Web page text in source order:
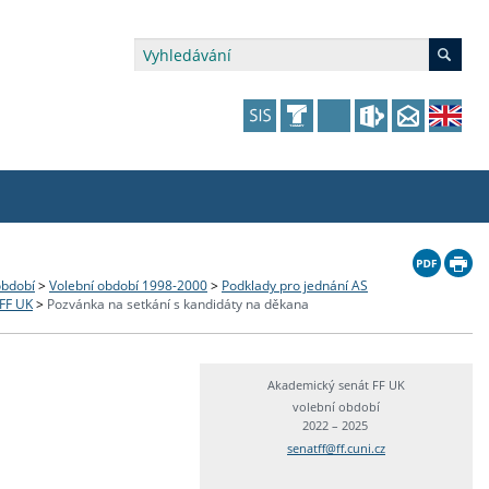
> Volební období 1998-2000 > Podklady pro jednání AS
UK > Pozvánka na setkání s kandidáty na děkana
Akademický senát FF UK
volební období
2022 – 2025
senatff@ff.cuni.cz